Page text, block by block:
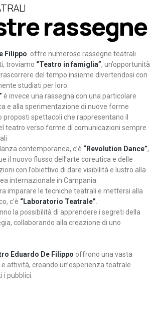
rassegne
Filippo offre numerose rassegne teatrali.
troviamo “Teatro in famiglia”, un’opportunità
del tempo insieme divertendosi con
studiati per loro.
è invece una rassegna con una particolare
e alla sperimentazione di nuove forme
proposti spettacoli che rappresentano il
teatro verso forme di comunicazioni sempre
contemporanea, c’è “Revolution Dance”,
il nuovo flusso dell’arte coreutica e delle
con l’obiettivo di dare visibilità e lustro alla
internazionale in Campania.
imparare le tecniche teatrali e mettersi alla
c’è “Laboratorio Teatrale”
la possibilità di apprendere i segreti della
collaborando alla creazione di uno
Eduardo De Filippo offrono una vasta
attività, creando un’esperienza teatrale
pubblici.